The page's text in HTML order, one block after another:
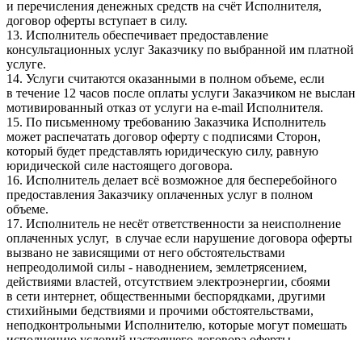
и перечисления денежных средств на счёт Исполнителя,
договор оферты вступает в силу.
13. Исполнитель обеспечивает предоставление
консультационных услуг Заказчику по выбранной им платной
услуге.
14. Услуги считаются оказанными в полном объеме, если
в течение 12 часов после оплаты услуги Заказчиком не выслан
мотивированный отказ от услуги на e-mail Исполнителя.
15. По письменному требованию Заказчика Исполнитель
может распечатать договор оферту с подписями Сторон,
который будет представлять юридическую силу, равную
юридической силе настоящего договора.
16. Исполнитель делает всё возможное для бесперебойного
предоставления Заказчику оплаченных услуг в полном
объеме.
17. Исполнитель не несёт ответственности за неисполнение
оплаченных услуг, в случае если нарушение договора оферты
вызвано не зависящими от него обстоятельствами
непреодолимой силы - наводнением, землетрясением,
действиями властей, отсутствием электроэнергии, сбоями
в сети интернет, общественными беспорядками, другими
стихийными бедствиями и прочими обстоятельствами,
неподконтрольными Исполнителю, которые могут помешать